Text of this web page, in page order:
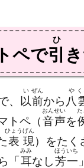
ペで引
ひ
、 以
い
前
ぜん
から 八
や く
トペ（音
おん
声
せい
を
た
表
ひょう
現
げん
）をたく
「耳
みみ
なし芳
ほう
一
いち